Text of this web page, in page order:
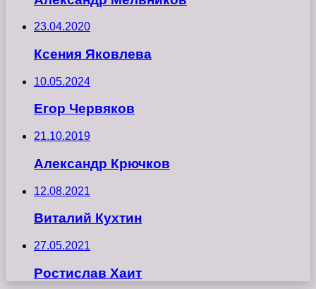
23.04.2020
Ксения Яковлева
10.05.2024
Егор Червяков
21.10.2019
Александр Крючков
12.08.2021
Виталий Кухтин
27.05.2021
Ростислав Хаит